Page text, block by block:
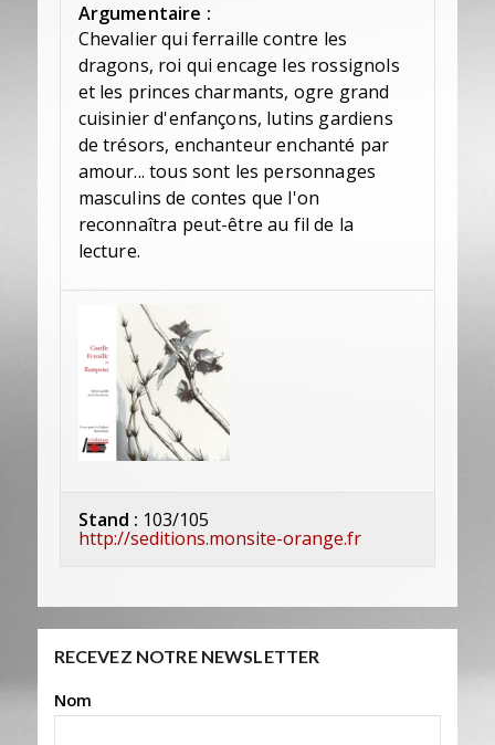
Argumentaire :
Chevalier qui ferraille contre les
dragons, roi qui encage les rossignols
et les princes charmants, ogre grand
cuisinier d'enfançons, lutins gardiens
de trésors, enchanteur enchanté par
amour... tous sont les personnages
masculins de contes que l'on
reconnaîtra peut-être au fil de la
lecture.
Stand : 103/105
http://seditions.monsite-orange.fr
RECEVEZ NOTRE NEWSLETTER
Nom